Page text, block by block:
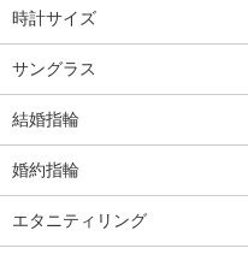
時計サイズ
サングラス
結婚指輪
婚約指輪
エタニティリング